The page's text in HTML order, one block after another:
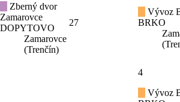
Zberný dvor
Zamarovce
DOPYTOVO
Zamarovce
(Trenčín)
27
Vývoz
BRKO
4
Vývoz